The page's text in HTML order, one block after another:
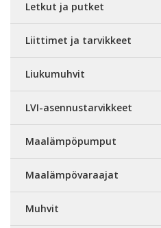
Letkut ja putket
Liittimet ja tarvikkeet
Liukumuhvit
LVI-asennustarvikkeet
Maalämpöpumput
Maalämpövaraajat
Muhvit